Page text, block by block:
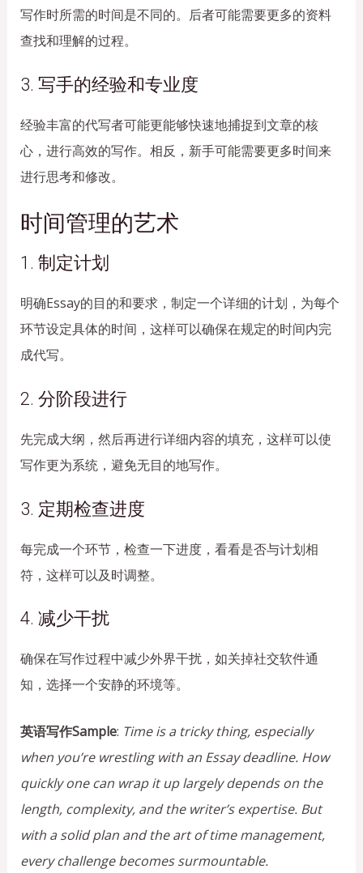
写作时所需的时间是不同的。后者可能需要更多的资料
查找和理解的过程。
3. 写手的经验和专业度
经验丰富的代写者可能更能够快速地捕捉到文章的核
心，进行高效的写作。相反，新手可能需要更多时间来
进行思考和修改。
时间管理的艺术
1. 制定计划
明确Essay的目的和要求，制定一个详细的计划，为每个
环节设定具体的时间，这样可以确保在规定的时间内完
成代写。
2. 分阶段进行
先完成大纲，然后再进行详细内容的填充，这样可以使
写作更为系统，避免无目的地写作。
3. 定期检查进度
每完成一个环节，检查一下进度，看看是否与计划相
符，这样可以及时调整。
4. 减少干扰
确保在写作过程中减少外界干扰，如关掉社交软件通
知，选择一个安静的环境等。
英语写作Sample: Time is a tricky thing, especially
when you’re wrestling with an Essay deadline. How
quickly one can wrap it up largely depends on the
length, complexity, and the writer’s expertise. But
with a solid plan and the art of time management,
every challenge becomes surmountable.